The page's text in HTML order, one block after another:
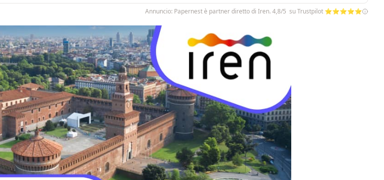
Annuncio: Papernest è partner diretto di Iren. 4,8/5 su Trustpilot ⭐⭐⭐⭐⭐